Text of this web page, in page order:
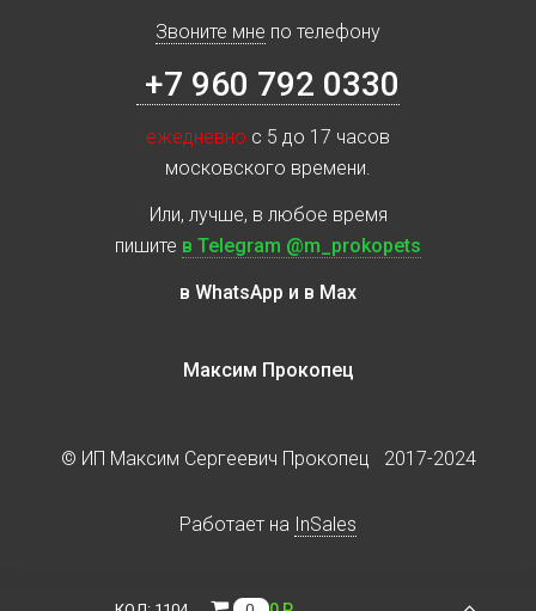
Звоните мне по телефону
+7 960 792 0330
ежедневно с 5 до 17 часов
московского времени.
Или, лучше, в любое время
пишите в Telegram @m_prokopets
в WhatsApp и в Max
Максим Прокопец
© ИП Максим Сергеевич Прокопец 2017-2024
Работает на InSales